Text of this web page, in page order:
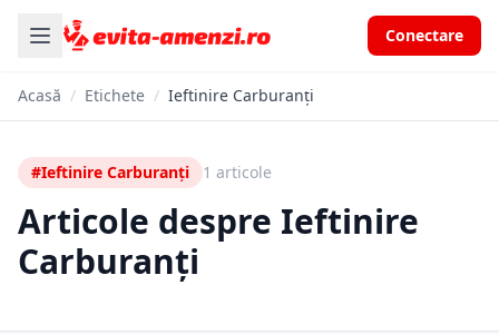
Conectare
Acasă / Etichete / Ieftinire Carburanți
#Ieftinire Carburanți 1 articole
Articole despre Ieftinire
Carburanți